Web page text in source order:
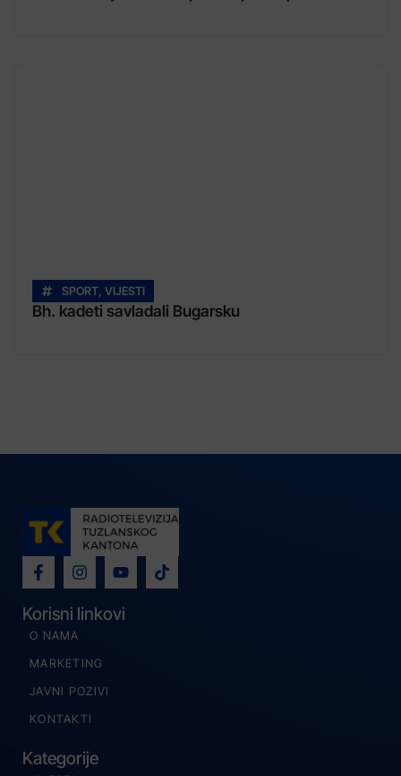
SPORT VIJESTI
Bh. kadeti savladali Bugarsku
Korisni linkovi
O NAMA
MARKETING
JAVNI POZIVI
KONTAKTI
Kategorije